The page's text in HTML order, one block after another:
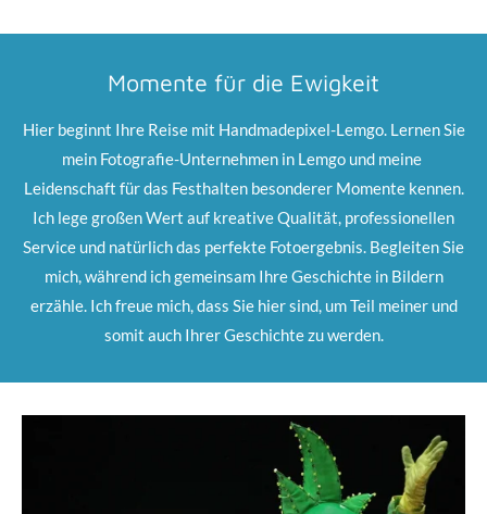
Momente für die Ewigkeit
Hier beginnt Ihre Reise mit Handmadepixel-Lemgo. Lernen Sie
mein Fotografie-Unternehmen in Lemgo und meine
Leidenschaft für das Festhalten besonderer Momente kennen.
Ich lege großen Wert auf kreative Qualität, professionellen
Service und natürlich das perfekte Fotoergebnis. Begleiten Sie
mich, während ich gemeinsam Ihre Geschichte in Bildern
erzähle. Ich freue mich, dass Sie hier sind, um Teil meiner und
somit auch Ihrer Geschichte zu werden.